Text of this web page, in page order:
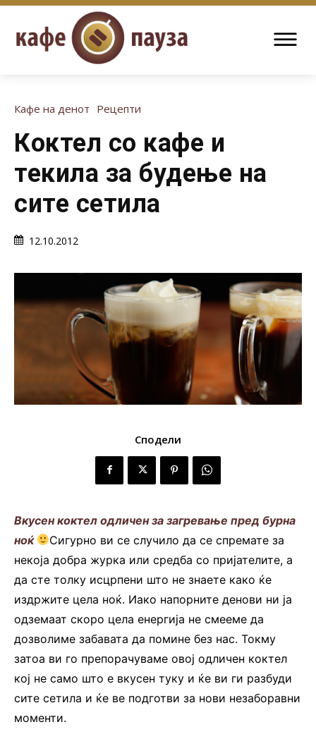
Кафе на денот Рецепти
Коктел со кафе и
текила за будење на
сите сетила
12.10.2012
Сподели
Вкусен коктел одличен за загревање пред бурна
ноќ
Сигурно ви се случило да се спремате за
некоја добра журка или средба со пријателите, а
да сте толку исцрпени што не знаете како ќе
издржите цела ноќ. Иако напорните денови ни ја
одземаат скоро цела енергија не смееме да
дозволиме забавата да помине без нас. Токму
затоа ви го препорачуваме овој одличен коктел
кој не само што е вкусен туку и ќе ви ги разбуди
сите сетила и ќе ве подготви за нови незаборавни
моменти.